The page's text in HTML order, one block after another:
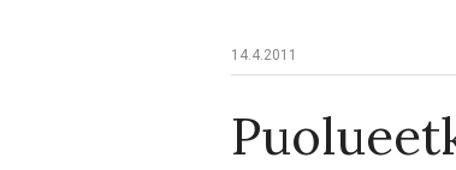
14.4.2011